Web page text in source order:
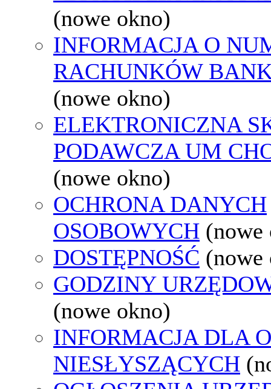
(nowe okno)
INFORMACJA O
RACHUNKÓW
(nowe okno)
ELEKTRONICZNA
PODAWCZA UM
(nowe okno)
OCHRONA DANYCH
OSOBOWYCH (nowe
DOSTĘPNOŚĆ (nowe
GODZINY
(nowe okno)
INFORMACJA DLA
NIESŁYSZĄCYCH